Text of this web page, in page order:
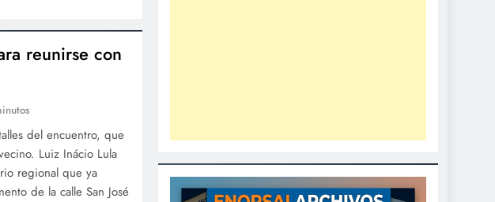
reunirse con
del encuentro, que
Luiz Inácio Lula
regional que ya
de la calle San José